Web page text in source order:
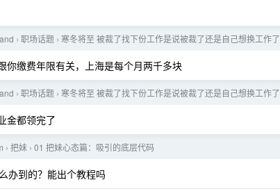
› 职场话题 › 寒冬将至 被裁了找下份工作是说被裁了还是自己想换工作了
你缴费年限有关，上海是每个月两千多块
› 职场话题 › 寒冬将至 被裁了找下份工作是说被裁了还是自己想换工作了
金都领完了
› 把妹 › 01 把妹心态篇：吸引的底层代码
办到的？能出个教程吗